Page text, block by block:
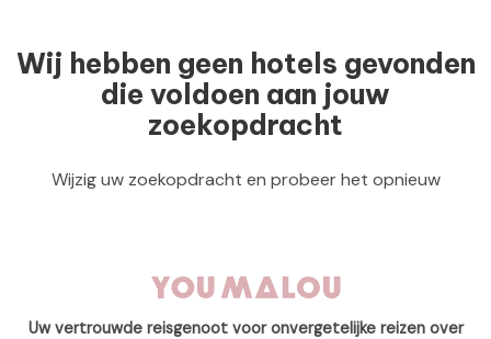
Wij hebben geen hotels gevonden
die voldoen aan jouw
zoekopdracht
Wijzig uw zoekopdracht en probeer het opnieuw
Uw vertrouwde reisgenoot voor onvergetelijke reizen over